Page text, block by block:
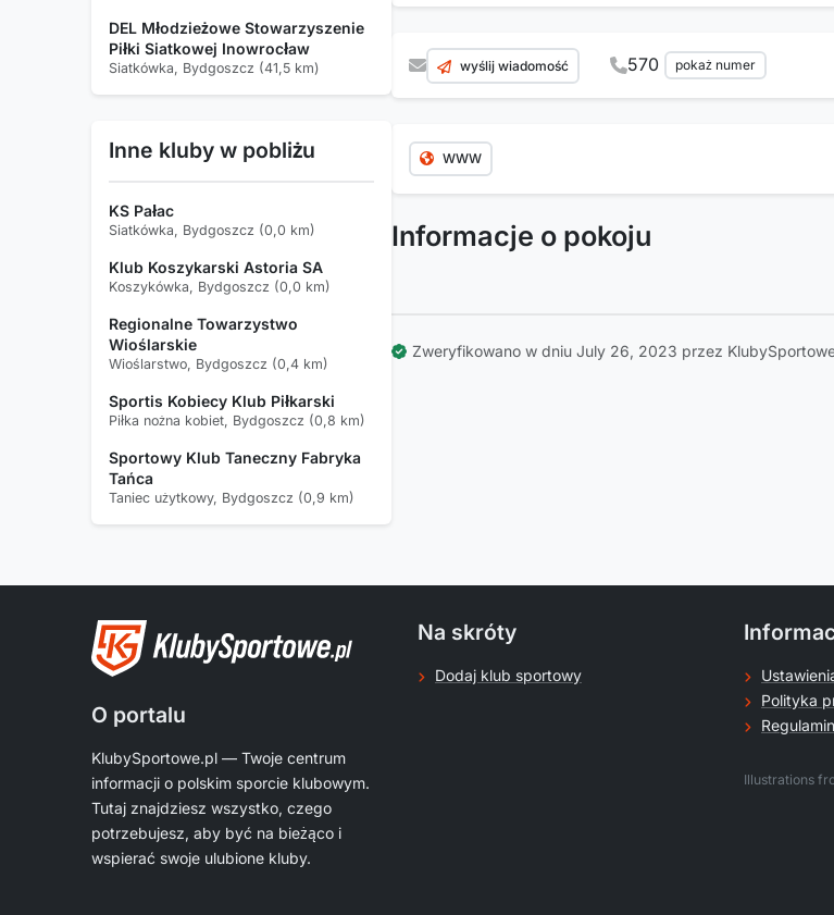
wyślij wiadomość 570 pokaż numer
WWW
Informacje o pokoju
Zweryfikowano w dniu July 26, 2023 przez
DEL Młodzieżowe Stowarzyszenie
Piłki Siatkowej Inowrocław
Siatkówka, Bydgoszcz (41,5 km)
Inne kluby w pobliżu
KS Pałac
Siatkówka, Bydgoszcz (0,0 km)
Klub Koszykarski Astoria SA
Koszykówka, Bydgoszcz (0,0 km)
Regionalne Towarzystwo
Wioślarskie
Wioślarstwo, Bydgoszcz (0,4 km)
Sportis Kobiecy Klub Piłkarski
Piłka nożna kobiet, Bydgoszcz (0,8 km)
Sportowy Klub Taneczny Fabryka
Tańca
Taniec użytkowy, Bydgoszcz (0,9 km)
O portalu
KlubySportowe.pl — Twoje centrum
informacji o polskim sporcie klubowym.
Tutaj znajdziesz wszystko, czego
potrzebujesz, aby być na bieżąco i
wspierać swoje ulubione kluby.
Na skróty
Dodaj klub sportowy
Polityka
Illustrations